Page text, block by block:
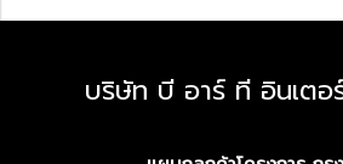
บริษัท บี อาร์ ที อินเตอ